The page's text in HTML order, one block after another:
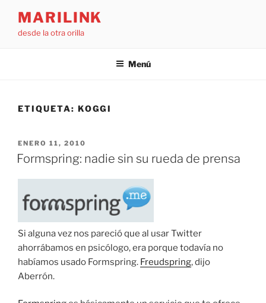
contenido
MARILINK
desde la otra orilla
Menú
ETIQUETA: KOGGI
PUBLICADO
EL
ENERO 11, 2010
Formspring: nadie sin su rueda de prensa
Si alguna vez nos pareció que al usar Twitter
ahorrábamos en psicólogo, era porque todavía no
habíamos usado Formspring. Freudspring, dijo
Aberrón.